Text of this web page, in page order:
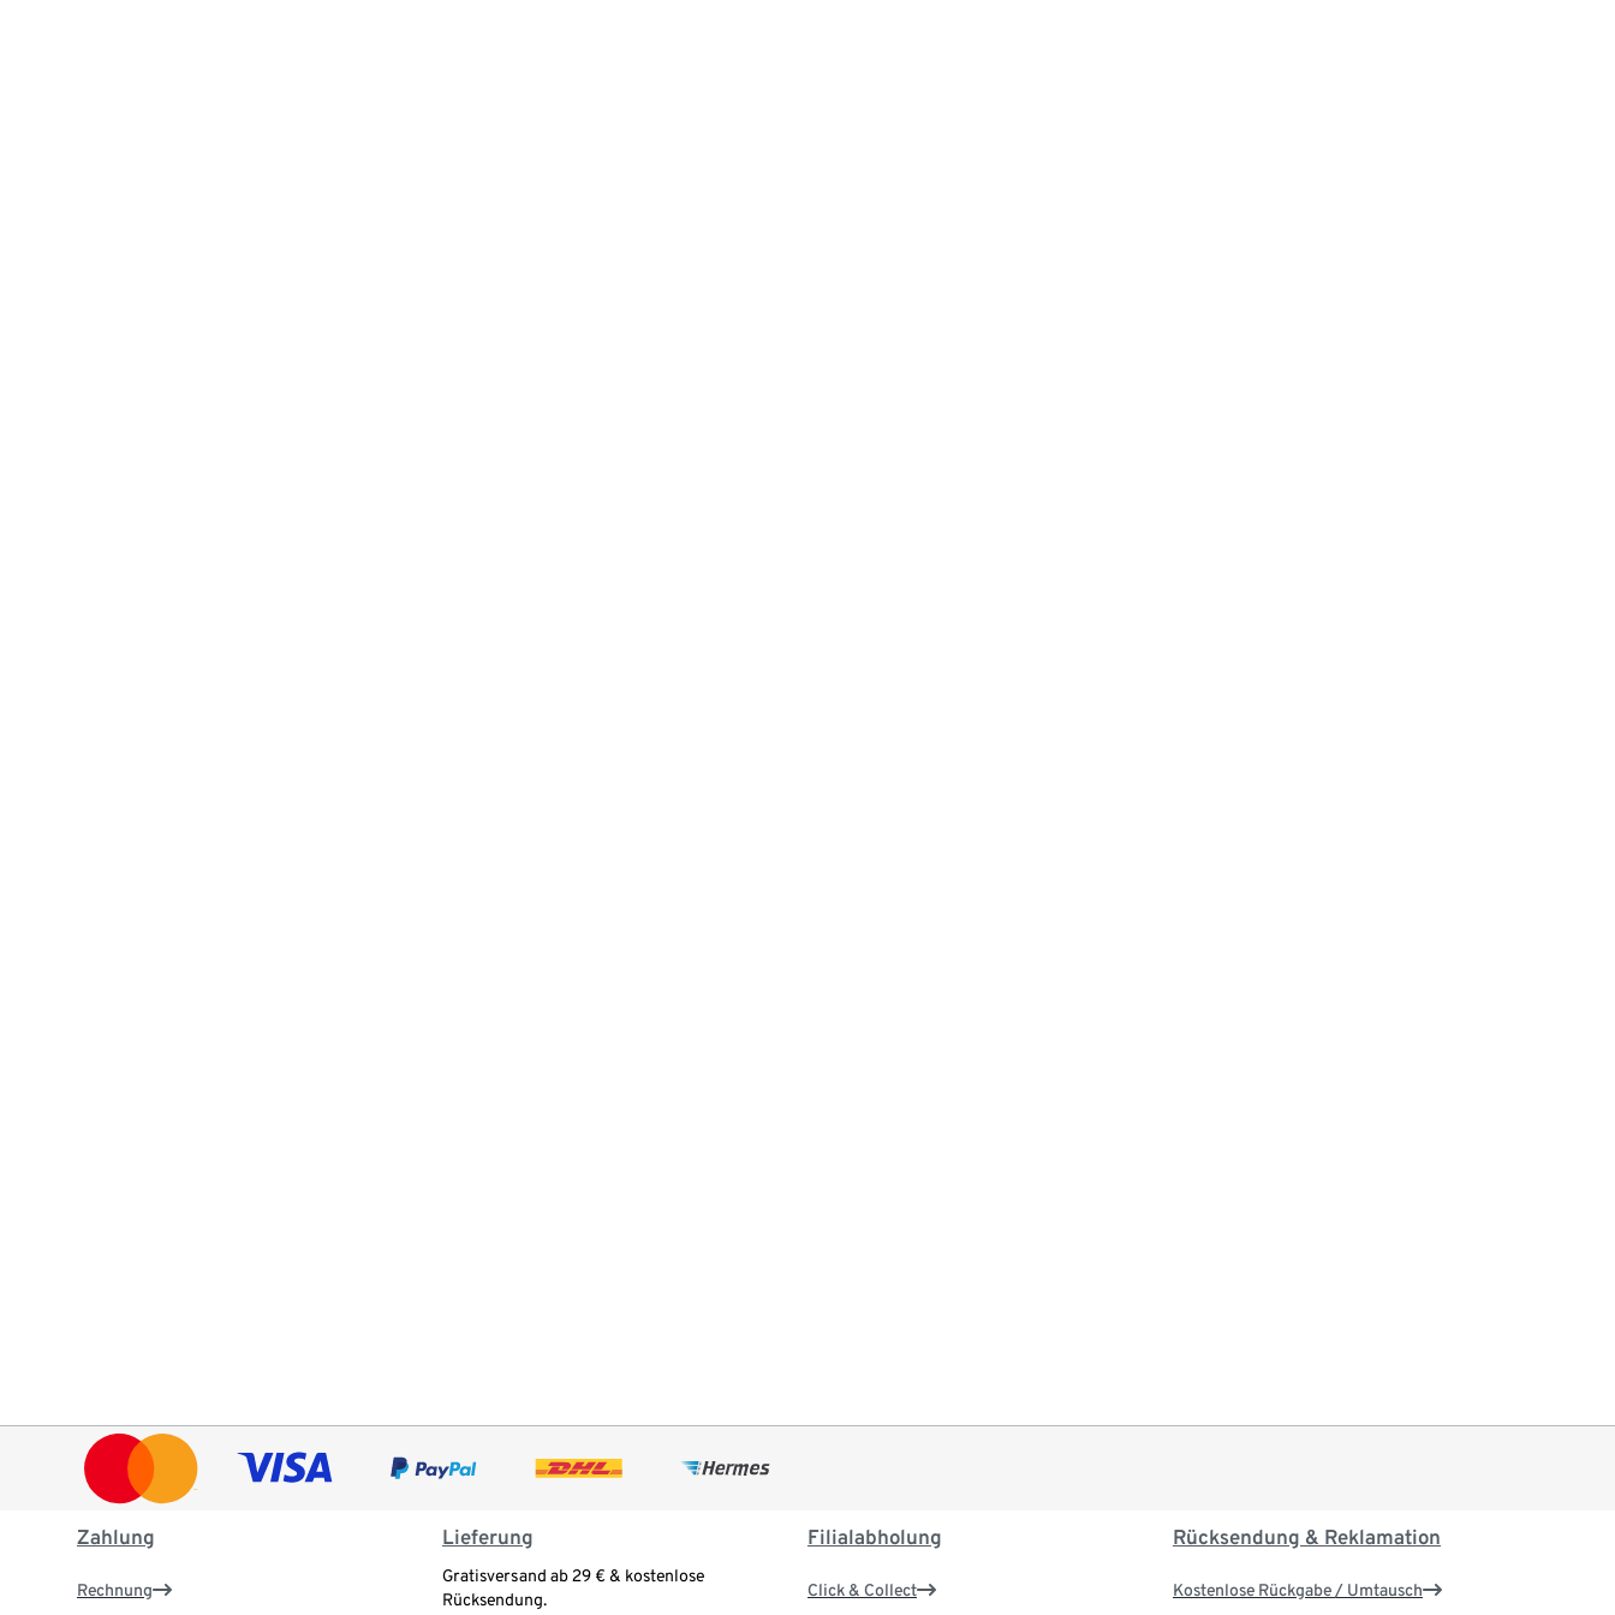
Zahlung
Rechnung
Lieferung
Gratisversand ab 29 € & kostenlose
Rücksendung.
Filialabholung
Click & Collect
Rücksendung & Reklamation
Kostenlose Rückgabe / Umtausch